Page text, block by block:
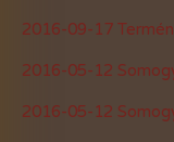
2016-09-17
2016-05-12
2016-05-12